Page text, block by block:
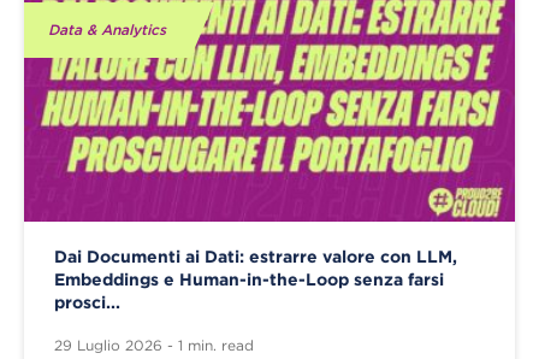
Data & Analytics
Dai Documenti ai Dati: estrarre valore con LLM,
Embeddings e Human-in-the-Loop senza farsi
prosci...
29 Luglio 2026 - 1 min. read